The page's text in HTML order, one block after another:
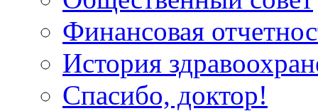
Финансовая
История
Спасибо, доктор!